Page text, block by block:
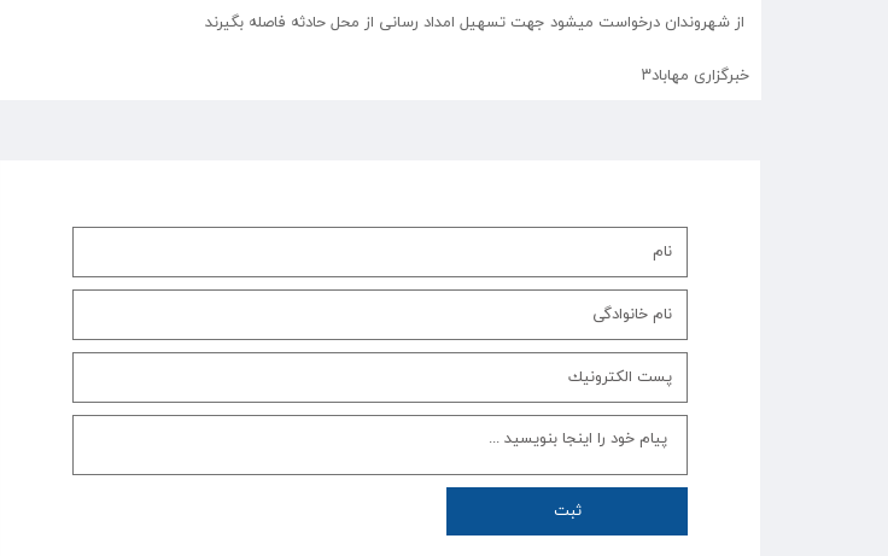
از شهروندان درخواست میشود جهت تسهیل امداد رسانی از محل حادثه فاصله بگیرند
خبرگزاری مهاباد۳
ثبت